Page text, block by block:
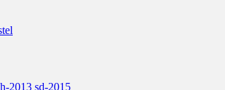
2013 sd-2015